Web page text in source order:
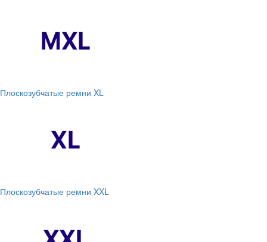
Плоскозубчатые ремни XL
Плоскозубчатые ремни XXL